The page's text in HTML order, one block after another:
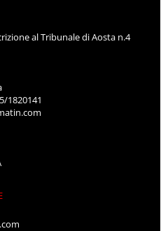
al Tribunale di Aosta n.4
1820141